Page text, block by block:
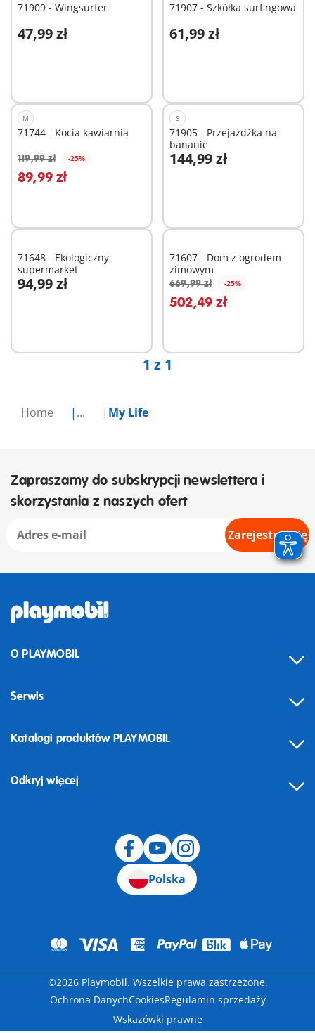
Home ... My Life
71909 - Wingsurfer
47,99 zł
Dodaj do koszyka
71907 - Szkółka surfingowa
61,99 zł
Dodaj do koszyka
M
71744 - Kocia kawiarnia
119,99 zł -25%
89,99 zł
Dodaj do koszyka
S
71905 - Przejażdżka na
bananie
144,99 zł
Dodaj do koszyka
71648 - Ekologiczny
supermarket
94,99 zł
Dodaj do koszyka
71607 - Dom z ogrodem
zimowym
669,99 zł -25%
502,49 zł
Dodaj do koszyka
1 z 1
Zapraszamy do subskrypcji newslettera i
skorzystania z naszych ofert
Zarejestruj się
O PLAYMOBIL
Serwis
Odstąpienie od umowy
Katalogi produktów PLAYMOBIL
Odkryj więcej
Polska
©2026 Playmobil. Wszelkie prawa zastrzeżone.
Ochrona DanychCookiesRegulamin sprzedaży
Wskazówki prawne